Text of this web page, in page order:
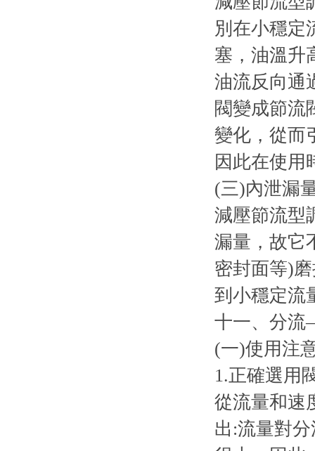
別在小穩定
塞，油溫升
油流反向通
閥變成節流
變化，從而
因此在使用
(三)內泄漏
減壓節流型
漏量，故它
密封面等)
到小穩定流
十一、分
(一)使用注
1.正確選用
從流量和速
出:流量對